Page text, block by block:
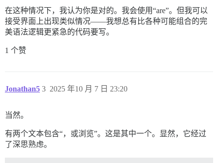
在这种情况下，我认为你是对的。我会使用“are”。但我可以
接受界面上出现类似情况——我想总有比各种可能组合的完
美语法逻辑更紧急的代码要写。
1 个赞
Jonathan5 2025 年10 月 7 日 23:20
3
当然。
有两个文本包含“，或浏览”。这是其中一个。显然，它经过
了深思熟虑。